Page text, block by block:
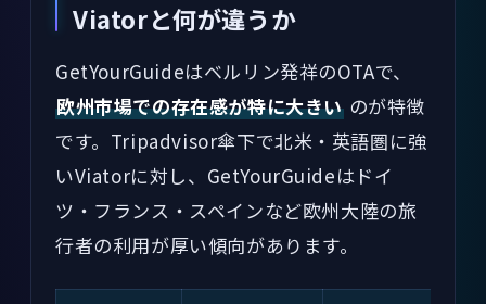
Viatorと何が違うか
GetYourGuideはベルリン発祥のOTAで、
欧州市場での存在感が特に大きいのが特徴
です。Tripadvisor傘下で北米・英語圏に強
いViatorに対し、GetYourGuideはドイ
ツ・フランス・スペインなど欧州大陸の旅
行者の利用が厚い傾向があります。